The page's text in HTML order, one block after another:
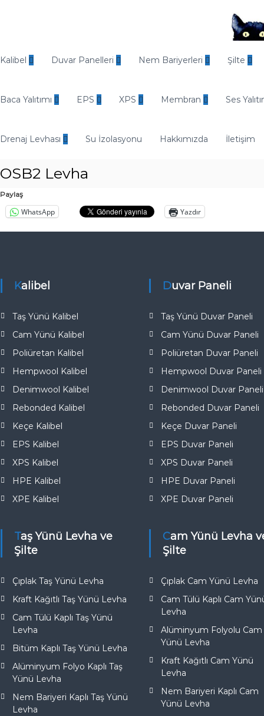
e
d
E
ü
t
r
i
y
e
A
n
k
a
a
T
ü
k
Kalibel Duvar Panelleri Nem Bariyerleri Şilte
Baca Yalıtımı EPS XPS Membran Ses
Drenaj Levhası Su İzolasyonu Hakkımızda İletişim
OSB2 Levha
Paylaş
WhatsApp Yazdır
Kalibel
Taş Yünü Kalibel
Cam Yünü Kalibel
Poliüretan Kalibel
Hempwool Kalibel
Denimwool Kalibel
Rebonded Kalibel
Keçe Kalibel
EPS Kalibel
XPS Kalibel
HPE Kalibel
XPE Kalibel
Taş Yünü Levha ve
Şilte
Çıplak Taş Yünü Levha
Kraft Kağıtlı Taş Yünü Levha
Cam Tülü Kaplı Taş Yünü
Levha
Bitüm Kaplı Taş Yünü Levha
Alüminyum Folyo Kaplı Taş
Yünü Levha
Nem Bariyeri Kaplı Taş Yünü
Levha
Duvar Paneli
Taş Yünü Duvar Paneli
Cam Yünü Duvar Paneli
Poliüretan Duvar Paneli
Hempwool Duvar Paneli
Denimwool Duvar Paneli
Rebonded Duvar Paneli
Keçe Duvar Paneli
EPS Duvar Paneli
XPS Duvar Paneli
HPE Duvar Paneli
XPE Duvar Paneli
Cam Yünü Levha ve
Şilte
Çıplak Cam Yünü Levha
Cam Tülü Kaplı Cam
Levha
Alüminyum Folyolu Cam
Yünü Levha
Kraft Kağıtlı Cam Yünü
Levha
Nem Bariyeri Kaplı Cam
Yünü Levha